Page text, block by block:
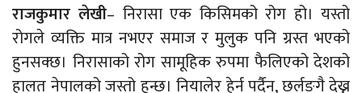
राजकुमार लेखी– निरासा एक किसिमको रोग हो। यस्तो
रोगले व्यक्ति मात्र नभएर समाज र मुलुक पनि ग्रस्त भएको
हुनसक्छ। निरासाको रोग सामूहिक रुपमा फैलिएको देशको
हालत नेपालको जस्तो हुन्छ। नियालेर हेर्न पर्दैन, छर्लङगै देख्न